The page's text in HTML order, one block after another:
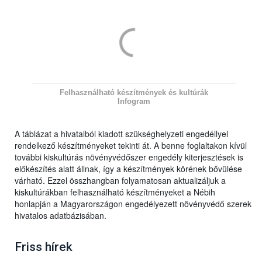
Felhasználható készítmények és kultúrák
Infogram
A táblázat a hivatalból kiadott szükséghelyzeti engedéllyel
rendelkező készítményeket tekinti át. A benne foglaltakon kívül
további kiskultúrás növényvédőszer engedély kiterjesztések is
előkészítés alatt állnak, így a készítmények körének bővülése
várható. Ezzel összhangban folyamatosan aktualizáljuk a
kiskultúrákban felhasználható készítményeket a Nébih
honlapján a Magyarországon engedélyezett növényvédő szerek
hivatalos adatbázisában.
Friss hírek